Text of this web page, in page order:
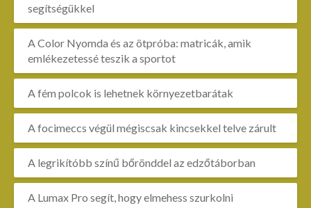
segítségükkel
A Color Nyomda és az ötpróba: matricák, amik
emlékezetessé teszik a sportot
A fém polcok is lehetnek környezetbarátak
A focimeccs végül mégiscsak kincsekkel telve zárult
A legrikítóbb színű bőrönddel az edzőtáborban
A Lumax Pro segít, hogy elmehess szurkolni